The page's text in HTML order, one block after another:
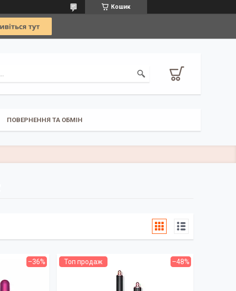
Кошик
ПОВЕРНЕННЯ ТА ОБМІН
–36% Топ продаж –48%